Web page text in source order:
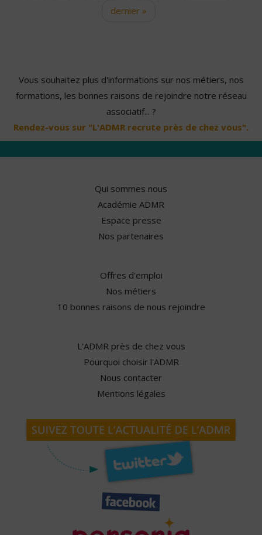
dernier »
Vous souhaitez plus d'informations sur nos métiers, nos
formations, les bonnes raisons de rejoindre notre réseau
associatif... ?
Rendez-vous sur "L'ADMR recrute près de chez vous".
Qui sommes nous
Académie ADMR
Espace presse
Nos partenaires
Offres d'emploi
Nos métiers
10 bonnes raisons de nous rejoindre
L'ADMR près de chez vous
Pourquoi choisir l'ADMR
Nous contacter
Mentions légales